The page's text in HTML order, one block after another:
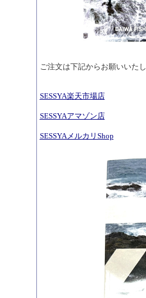
ご注文は下記からお願いいたし
SESSYA楽天市場店
SESSYAアマゾン店
SESSYAメルカリShop